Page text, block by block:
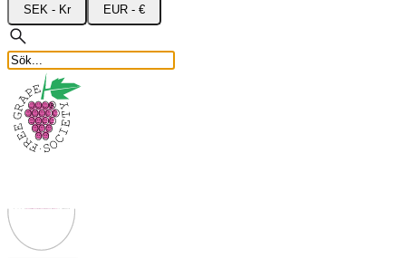
SEK - Kr EUR - €